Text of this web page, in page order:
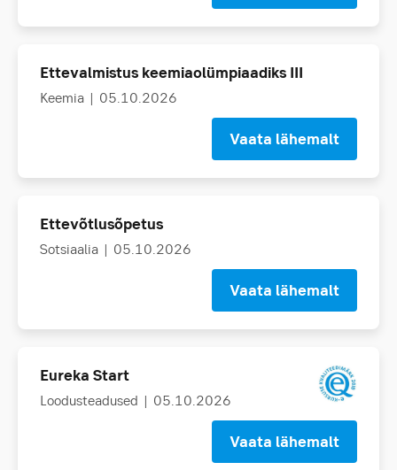
Ettevalmistus keemiaolümpiaadiks III
Keemia | 05.10.2026
Vaata lähemalt
Ettevõtlusõpetus
Sotsiaalia | 05.10.2026
Vaata lähemalt
Eureka Start
Loodusteadused | 05.10.2026
Vaata lähemalt